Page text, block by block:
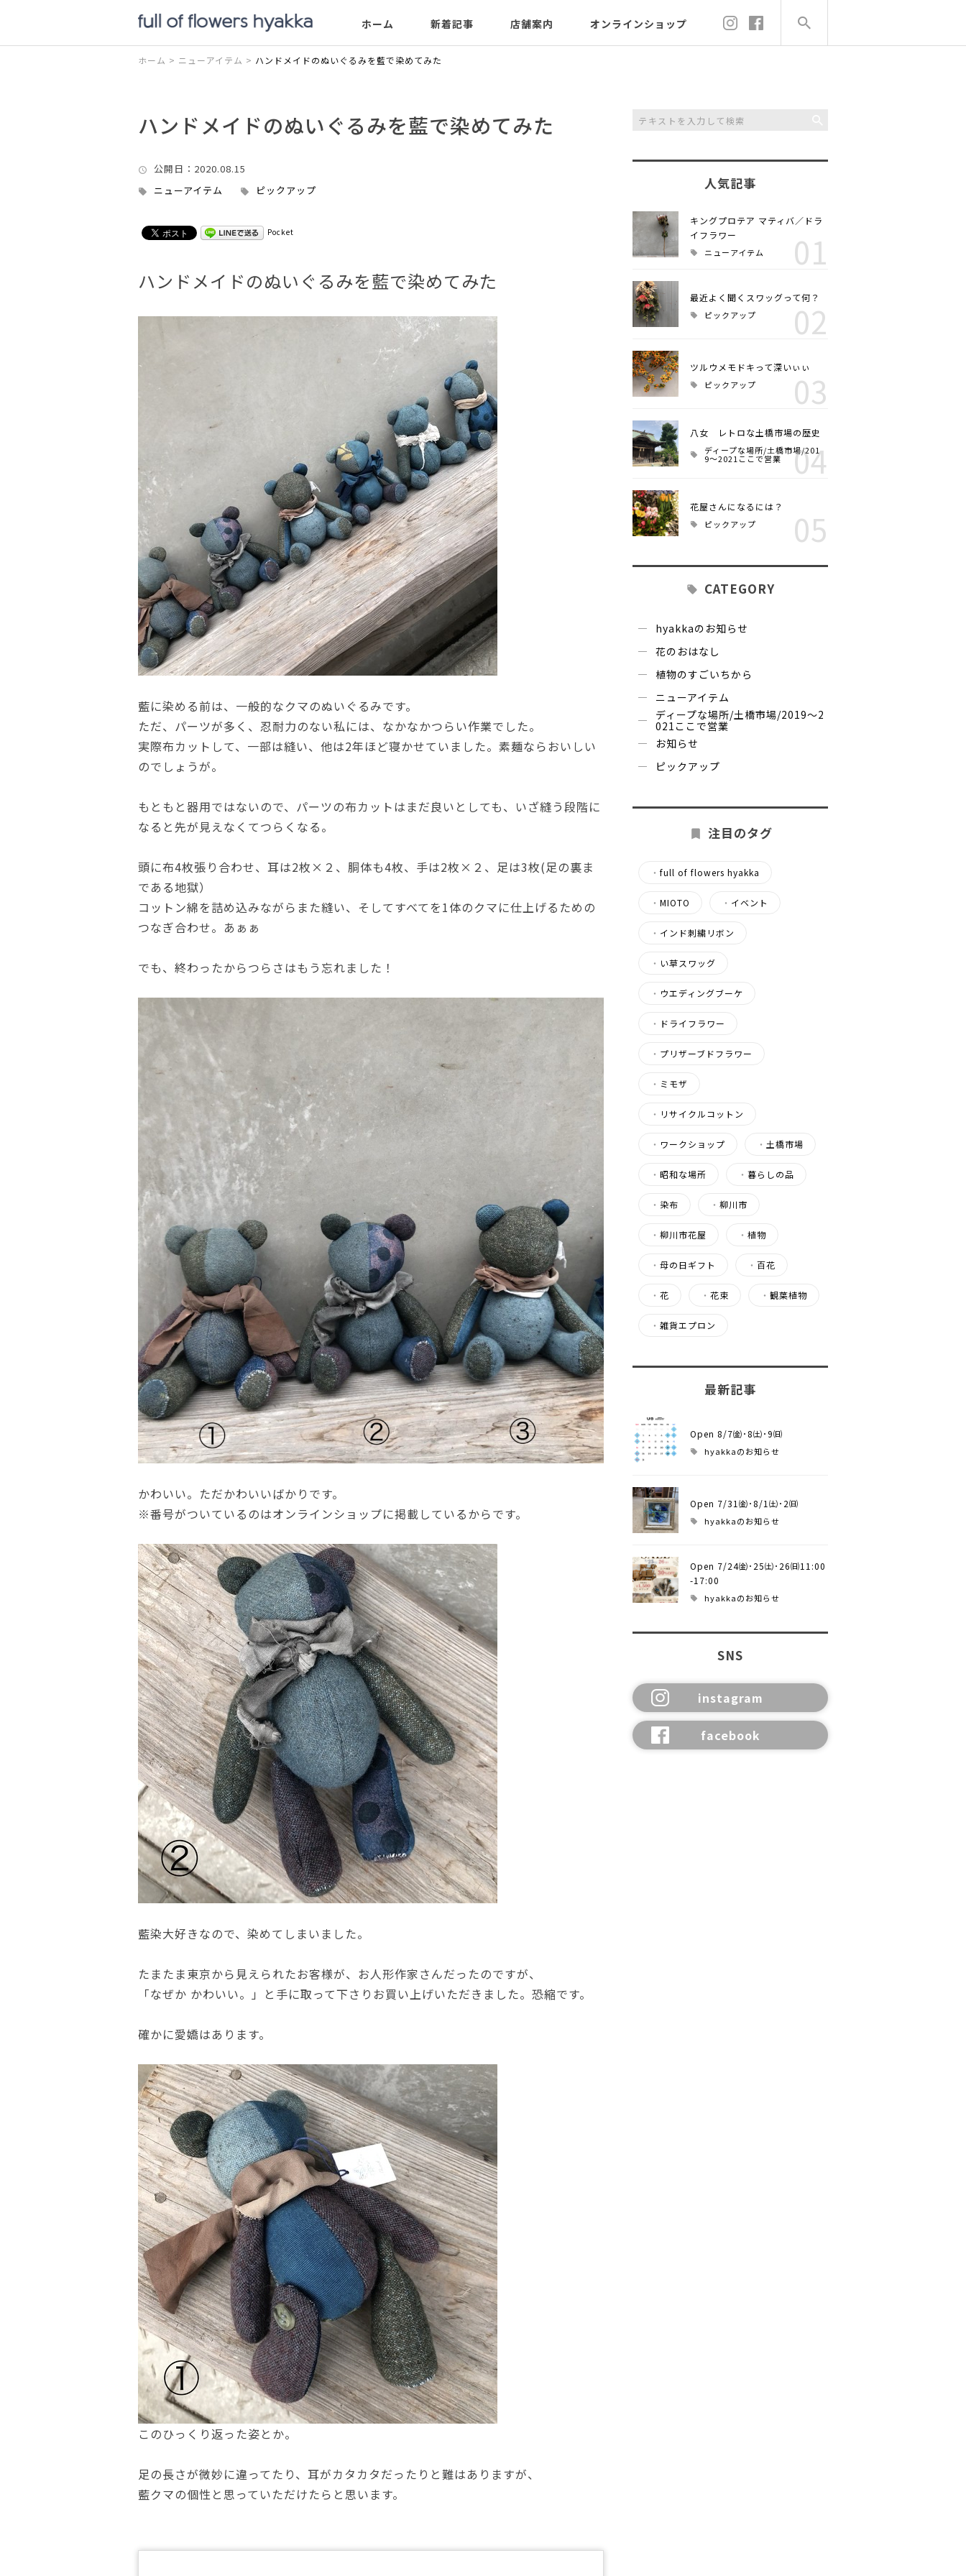
ホーム 新着記事 店舗案内 オンラインショップ
ホーム > ニューアイテム > ハンドメイドのぬいぐるみを藍で染めてみた
ハンドメイドのぬいぐるみを藍で染めてみた
公開日 ：2020.08.15
ニューアイテム
ピックアップ
Pocket
ハンドメイドのぬいぐるみを藍で染めてみた
藍に染める前は、一般的なクマのぬいぐるみです。
ただ、パーツが多く、忍耐力のない私には、なかなかつらい作業でした。
実際布カットして、一部は縫い、他は2年ほど寝かせていました。素麺ならおいしい
のでしょうが。
もともと器用ではないので、パーツの布カットはまだ良いとしても、いざ縫う段階に
なると先が見えなくてつらくなる。
頭に布4枚張り合わせ、耳は2枚×２、胴体も4枚、手は2枚×２、足は3枚(足の裏ま
である地獄）
コットン綿を詰め込みながらまた縫い、そしてすべてを1体のクマに仕上げるための
つなぎ合わせ。あぁぁ
でも、終わったからつらさはもう忘れました！
かわいい。ただかわいいばかりです。
※番号がついているのはオンラインショップに掲載しているからです。
藍染大好きなので、染めてしまいました。
たまたま東京から見えられたお客様が、お人形作家さんだったのですが、
「なぜか かわいい。」と手に取って下さりお買い上げいただきました。恐縮です。
確かに愛嬌はあります。
このひっくり返った姿とか。
足の長さが微妙に違ってたり、耳がカタカタだったりと難はありますが、
藍クマの個性と思っていただけたらと思います。
人気記事
キングプロテア マティバ／ドラ
イフラワー
ニューアイテム 01
最近よく聞くスワッグって何？
ピックアップ 02
ツルウメモドキって深いぃぃ
ピックアップ 03
八女 レトロな土橋市場の歴史
ディープな場所/土橋市場/201
9～2021ここで営業 04
花屋さんになるには？
ピックアップ 05
CATEGORY
hyakkaのお知らせ
花のおはなし
植物のすごいちから
ニューアイテム
ディープな場所/土橋市場/2019～2
021ここで営業
お知らせ
ピックアップ
注目のタグ
・ full of flowers hyakka
・ MIOTO ・ イベント
・ インド刺繍リボン
・ い草スワッグ
・ ウエディングブーケ
・ ドライフラワー
・ プリザーブドフラワー
・ ミモザ
・ リサイクルコットン
・ ワークショップ ・ 土橋市場
・ 昭和な場所 ・ 暮らしの品
・ 染布 ・ 柳川市
・ 柳川市花屋 ・ 植物
・ 母の日ギフト ・ 百花
・ 花 ・ 花束 ・ 観葉植物
・ 雑貨エプロン
最新記事
Open 8/7㈮･8㈯･9㈰
hyakkaのお知らせ
Open 7/31㈮･8/1㈯･2㈰
hyakkaのお知らせ
Open 7/24㈮･25㈯･26㈰11:00
-17:00
hyakkaのお知らせ
SNS
instagram
facebook